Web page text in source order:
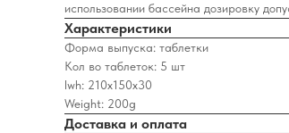
использовании бассейна дозировку
Характеристики
Форма выпуска: таблетки
Кол во таблеток: 5 шт
lwh: 210x150x30
Weight: 200g
Доставка и оплата